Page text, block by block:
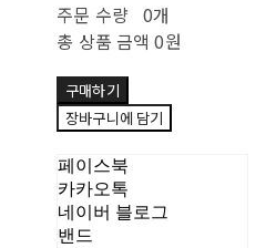
주문 수량 0개
총 상품 금액 0원
구매하기
장바구니에 담기
페이스북
카카오톡
네이버 블로그
밴드